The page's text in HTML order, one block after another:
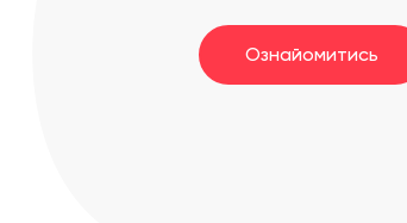
Ознайомитись